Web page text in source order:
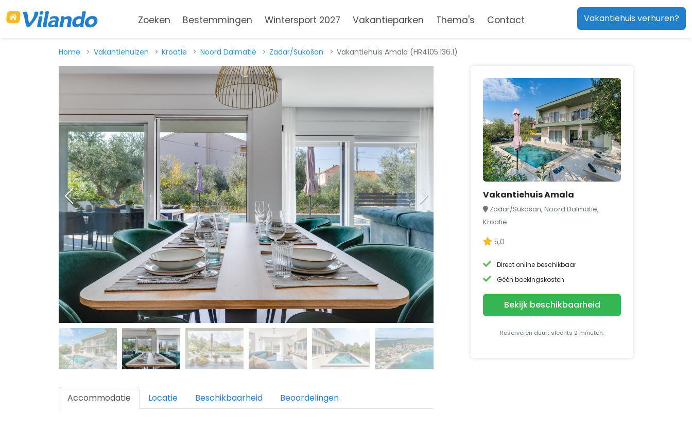
Zoeken Bestemmingen Wintersport 2027 Vakantieparken Thema's Contact Vakantiehuis verhuren?
Home Vakantiehuizen Kroatië Noord Dalmatië Zadar/Sukošan Vakantiehuis Amala (HR4105.136.1)
Accommodatie Locatie Beschikbaarheid Beoordelingen
Vakantiehuis Amala
Zadar/Sukošan, Noord Dalmatië,
Kroatië
5,0
Direct online beschikbaar
Géén boekingskosten
Bekijk beschikbaarheid
Reserveren duurt slechts 2 minuten.